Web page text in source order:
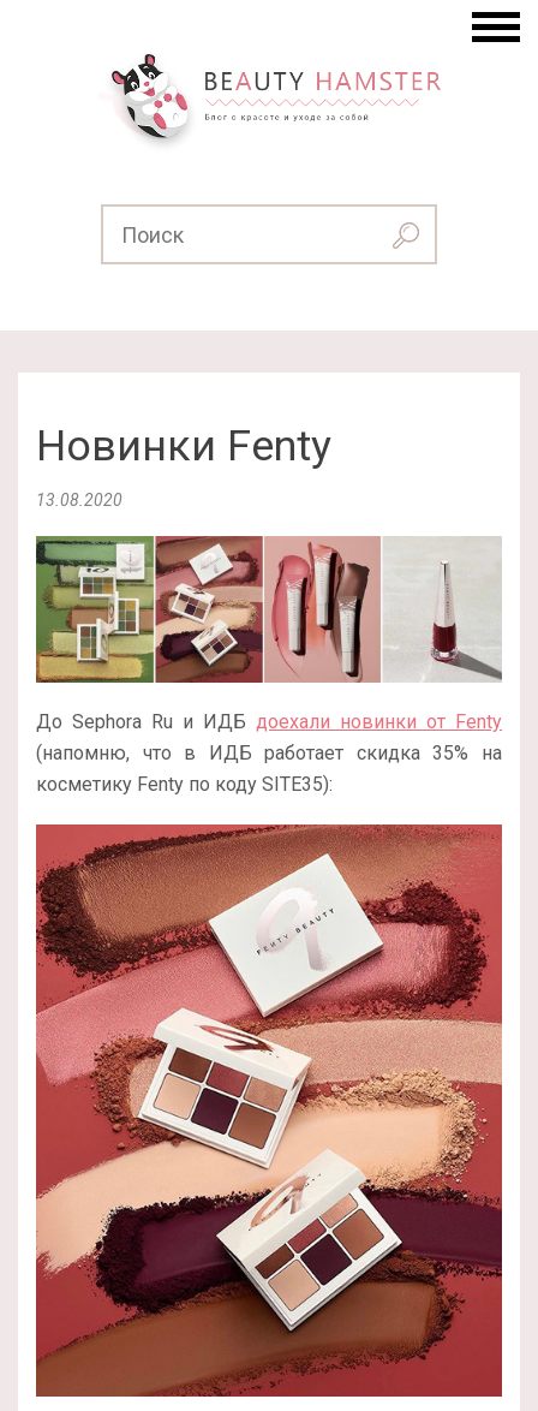
Новинки Fenty
13.08.2020
До Sephora Ru и ИДБ доехали новинки от Fenty
(напомню, что в ИДБ работает скидка 35% на
косметику Fenty по коду SITE35):